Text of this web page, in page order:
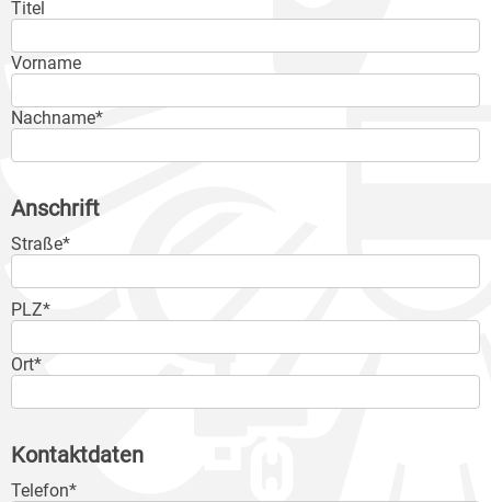
Titel
Vorname
Nachname*
Anschrift
Straße*
PLZ*
Ort*
Kontaktdaten
Telefon*